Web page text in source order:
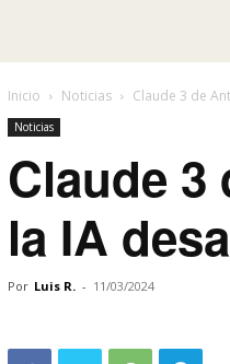
Inicio Noticias Claude 3 de
Noticias
Claude
la IA
Por Luis R. - 11/03/2024